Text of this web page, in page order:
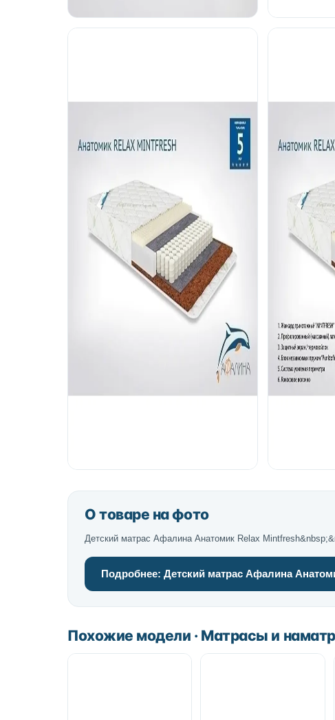
О товаре на фото
Детский матрас Афалина Анатомик Relax
Подробнее: Детский матрас Афалина
Похожие модели · Матрасы и